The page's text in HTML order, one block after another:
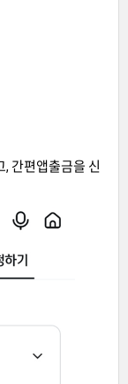
, 간편앱출금을 신